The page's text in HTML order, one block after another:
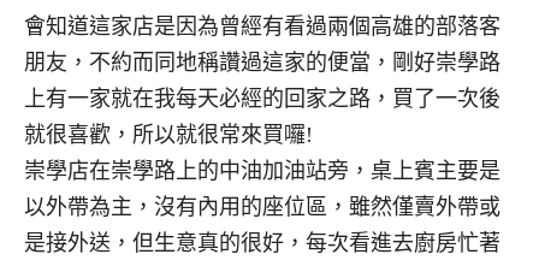
會知道這家店是因為曾經有看過兩個高雄的部落客
朋友，不約而同地稱讚過這家的便當，剛好崇學路
上有一家就在我每天必經的回家之路，買了一次後
就很喜歡，所以就很常來買囉!
崇學店在崇學路上的中油加油站旁，桌上賓主要是
以外帶為主，沒有內用的座位區，雖然僅賣外帶或
是接外送，但生意真的很好，每次看進去廚房忙著